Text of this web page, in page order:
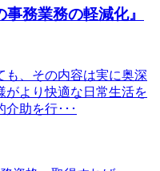
事務業務の軽減化』
も、その内容は実に奥深
がより快適な日常生活を
助を行･･･